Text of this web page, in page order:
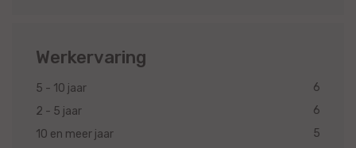
Werkervaring
5 - 10 jaar
6
2 - 5 jaar
6
10 en meer jaar
5